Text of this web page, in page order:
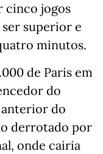
cinco jogos
superior e
minutos.
de Paris em
do
anterior do
derrotado por
onde cairia